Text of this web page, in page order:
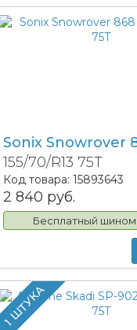
Sonix Snowrover
155/70/R13 75T
Код товара: 15893643
2 840 руб.
Бесплатный
1 ШТУКА